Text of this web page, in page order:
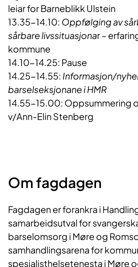
leiar for Barneblikk Ulstein
13.35-14.10: Oppfølging av
sårbare livssituasjonar –
kommune
14.10-14.25: Pause
14.25-14.55: Informasjon/
barselseksjonane i HMR
14.55-15.00: Oppsummering
v/Ann-Elin Stenberg
Om fagdagen
Fagdagen er forankra i
samarbeidsutval for
barselomsorg i Møre og
samhandlingsarena for
spesialisthelsetenesta i Møre